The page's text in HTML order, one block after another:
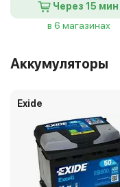
Через 15 мин
в 6 магазинах
Аккумуляторы
Exide